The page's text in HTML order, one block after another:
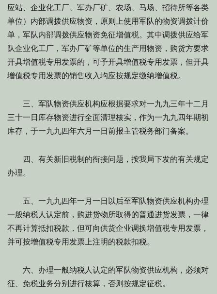
应站、企业化工厂、军办厂矿、农场、马场、招待所等各类
单位）内部调拨供应物资，原则上使用军队的物资调拨计价
单，军队内部调拨供应物资免征增值税。其中调拨供应给军
队企业化工厂，军办厂矿等单位的生产用物资，购货方要求
开具增值税专用发票的，可予开具增值税专用发票，但开具
增值税专用发票的销售收入均应按规定缴纳增值税。
三、军队物资供应机构应根据要求对一九九三年十二月
三十一日库存物资进行全面清理核实，作为一九九四年期初
库存，于一九九四年六月一日前报主管税务部门备案。
四、有关新旧税制的衔接问题，按我局下发的有关规定
办理。
五、一九九四年一月一日以后至军队物资供应机构办理
一般纳税人认定前，购进货物所取得的普通进货发票，一律
不再计算抵扣税款，但可向供货企业调换增值税专用发票，
并可按增值税专用发票上注明的税款扣税。
六、办理一般纳税人认定的军队物资供应机构，必须对
征、免税业务分别进行核算，否则按规定征税。